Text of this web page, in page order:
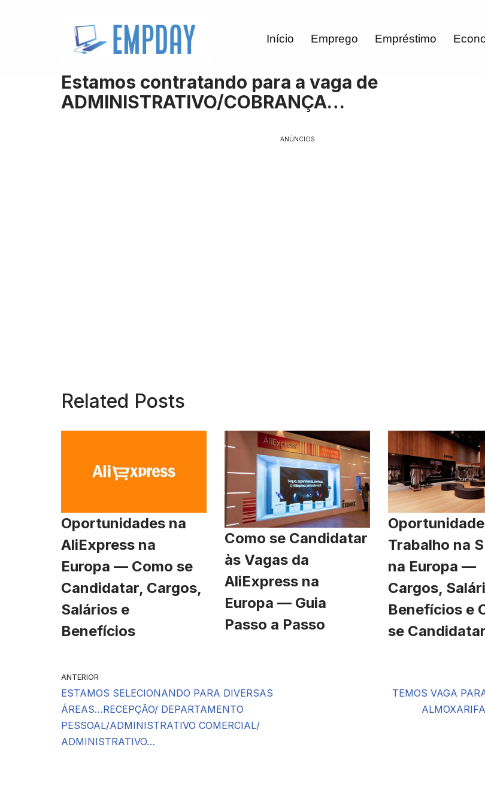
Início Emprego Empréstimo
Estamos contratando para a vaga de
ADMINISTRATIVO/COBRANÇA…
ANÚNCIOS
Related Posts
Oportunidades na
AliExpress na
Europa — Como se
Candidatar, Cargos,
Salários e
Benefícios
Como se Candidatar
às Vagas da
AliExpress na
Europa — Guia
Passo a Passo
Trabalho na
na Europa —
Cargos,
Benefícios e
se Candidatar
ANTERIOR
ESTAMOS SELECIONANDO PARA DIVERSAS
ÁREAS…RECEPÇÃO/ DEPARTAMENTO
PESSOAL/ADMINISTRATIVO COMERCIAL/
ADMINISTRATIVO…
TEMOS VAGA